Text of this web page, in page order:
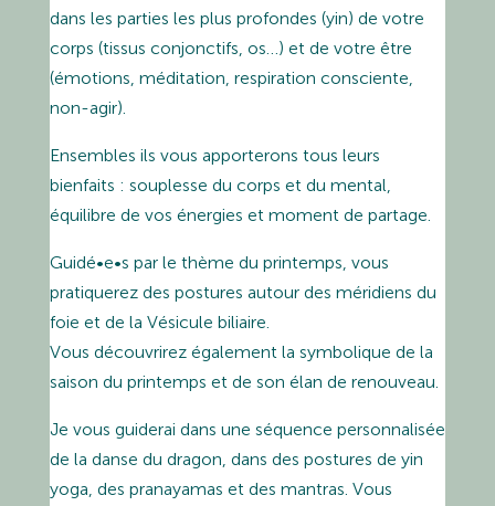
dans les parties les plus profondes (yin) de votre
corps (tissus conjonctifs, os…) et de votre être
(émotions, méditation, respiration consciente,
non-agir).
Ensembles ils vous apporterons tous leurs
bienfaits : souplesse du corps et du mental,
équilibre de vos énergies et moment de partage.
Guidé•e•s par le thème du printemps, vous
pratiquerez des postures autour des méridiens du
foie et de la Vésicule biliaire.
Vous découvrirez également la symbolique de la
saison du printemps et de son élan de renouveau.
Je vous guiderai dans une séquence personnalisée
de la danse du dragon, dans des postures de yin
yoga, des pranayamas et des mantras. Vous